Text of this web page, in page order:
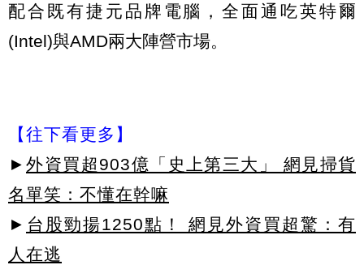
配合既有捷元品牌電腦，全面通吃英特爾
(Intel)與AMD兩大陣營市場。
【往下看更多】
► 外資買超903億「史上第三大」 網見掃貨
名單笑：不懂在幹嘛
► 台股勁揚1250點！ 網見外資買超驚：有
人在逃